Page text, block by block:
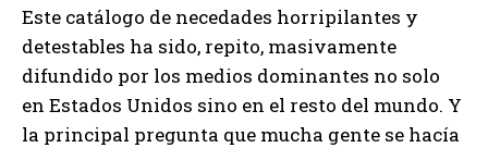
Este catálogo de necedades horripilantes y
detestables ha sido, repito, masivamente
difundido por los medios dominantes no solo
en Estados Unidos sino en el resto del mundo. Y
la principal pregunta que mucha gente se hacía